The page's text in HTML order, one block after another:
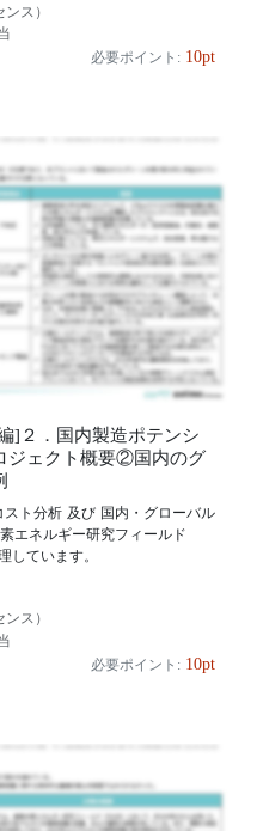
ス）
必要ポイント: 10pt
]２．国内製造ポテンシ
ジェクト概要②国内のグ
ト分析 及び 国内・グローバル
エネルギー研究フィールド
しています。
ス）
必要ポイント: 10pt